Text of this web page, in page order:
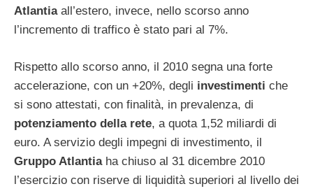
Atlantiaall’estero, invece, nello scorso anno
l’incremento di traffico è stato pari al 7%.
Rispetto allo scorso anno, il 2010 segna una forte
accelerazione, con un +20%, degli investimenti che
si sono attestati, con finalità, in prevalenza, di
potenziamento della rete, a quota 1,52 miliardi di
euro. A servizio degli impegni di investimento, il
Gruppo Atlantiaha chiuso al 31 dicembre 2010
l’esercizio con riserve di liquidità superiori al livello dei